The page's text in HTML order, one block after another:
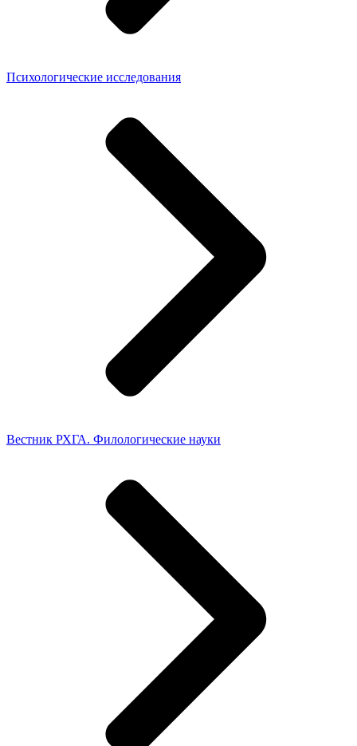
Психологические исследования
Вестник РХГА. Филологические науки